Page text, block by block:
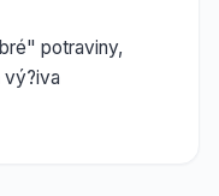
potraviny,
vý?iva